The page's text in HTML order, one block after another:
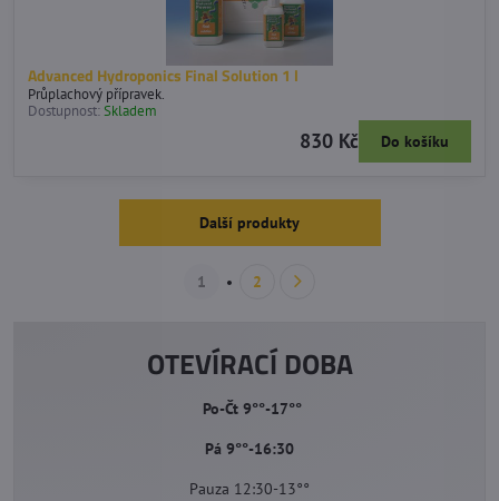
Advanced Hydroponics Final Solution 1 l
Průplachový přípravek.
Dostupnost:Skladem
830 Kč Do košíku
Další produkty
1 2
OTEVÍRACÍ DOBA
Po-Čt 9°°-17°°
Pá 9°°-16:30
Pauza 12:30-13°°